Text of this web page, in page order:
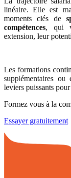
linéaire. Elle est
moments clés de
compétences, qui
extension, leur
Les formations
supplémentaires ou
leviers puissants
Formez vous à la
Essayer gratuitement